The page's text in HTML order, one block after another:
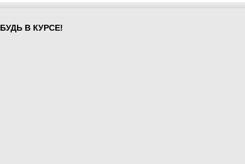
БУДЬ В КУРСЕ!